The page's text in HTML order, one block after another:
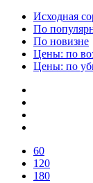
Исходная
По
По новизне
Цены: по
Цены: по
60
120
180